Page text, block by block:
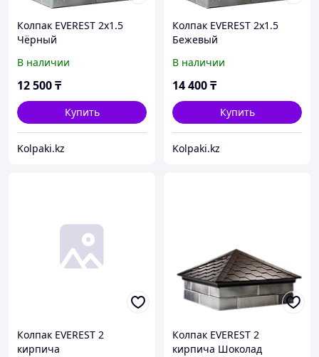
Колпак EVEREST 2x1.5
Чёрный
В наличии
12 500₸
Купить
Kolpaki.kz
Колпак EVEREST 2x1.5
Бежевый
В наличии
14 400₸
Купить
Kolpaki.kz
Колпак EVEREST 2
кирпича
Колпак EVEREST 2
кирпича Шоколад